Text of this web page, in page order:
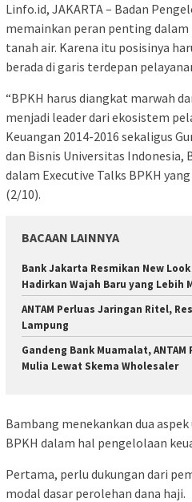
Linfo.id, JAKARTA – Badan
memainkan peran penting dalam
tanah air. Karena itu posisinya
berada di garis terdepan
“BPKH harus diangkat marwah
menjadi leader dari ekosistem
Keuangan 2014-2016 sekaligus
dan Bisnis Universitas Indonesia,
dalam Executive Talks BPKH
(2/10).
BACAAN LAINNYA
Bank Jakarta Resmikan New
Hadirkan Wajah Baru yang Lebih
ANTAM Perluas Jaringan Ritel,
Lampung
​Gandeng Bank Muamalat,
Mulia Lewat Skema Wholesaler
Bambang menekankan dua
BPKH dalam hal pengelolaan
Pertama, perlu dukungan dari
modal dasar perolehan dana haji.